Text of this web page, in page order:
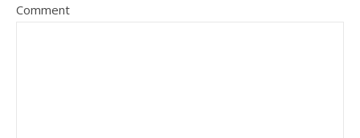
Comment